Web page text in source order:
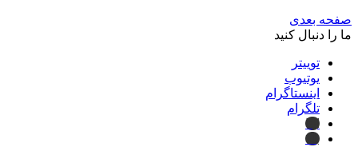
صفحه بعدی
ما را دنبال کنید
توییتر
یوتیوب
اینستاگرام
تلگرام
ایتا
بله